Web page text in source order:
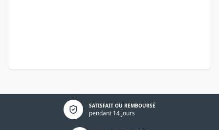
SATISFAIT OU REMBOURSÉ
pendant 14 jours
Politique de confidentialité